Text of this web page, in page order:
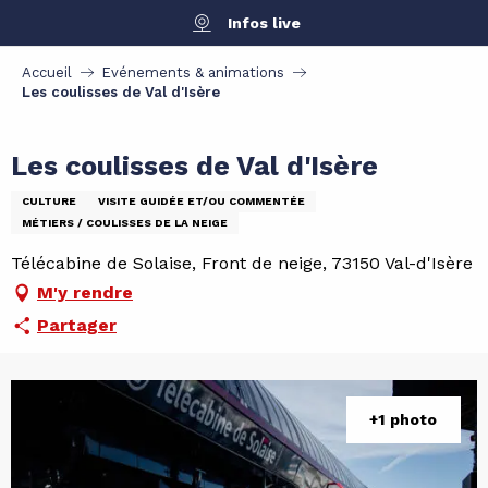
contenu
principal
Infos live
Accueil
Evénements & animations
Les coulisses de Val d'Isère
Les coulisses de Val d'Isère
CULTURE
VISITE GUIDÉE ET/OU COMMENTÉE
MÉTIERS / COULISSES DE LA NEIGE
Télécabine de Solaise, Front de neige, 73150 Val-d'Isère
M'y rendre
Partager
+1 photo